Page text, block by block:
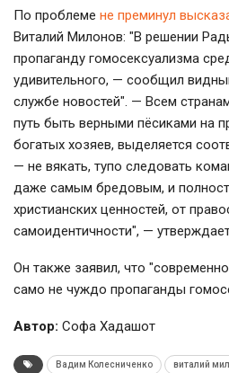
По проблеме не преминул
Виталий Милонов: "В решении
пропаганду гомосексуализма
удивительного, — сообщил
службе новостей". — Всем
путь быть верными пёсиками на
богатых хозяев, выделяется
— не вякать, тупо следовать
даже самым бредовым, и
христианских ценностей, от
самоидентичности", —
Он также заявил, что
само не чуждо пропаганды
Автор: Софа Хадашот
Вадим Колесниченко виталий